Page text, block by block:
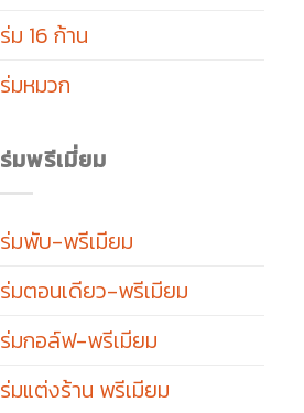
ร่ม 16 ก้าน
ร่มหมวก
ร่มพรีเมี่ยม
ร่มพับ-พรีเมียม
ร่มตอนเดียว-พรีเมียม
ร่มกอล์ฟ-พรีเมียม
ร่มแต่งร้าน พรีเมียม